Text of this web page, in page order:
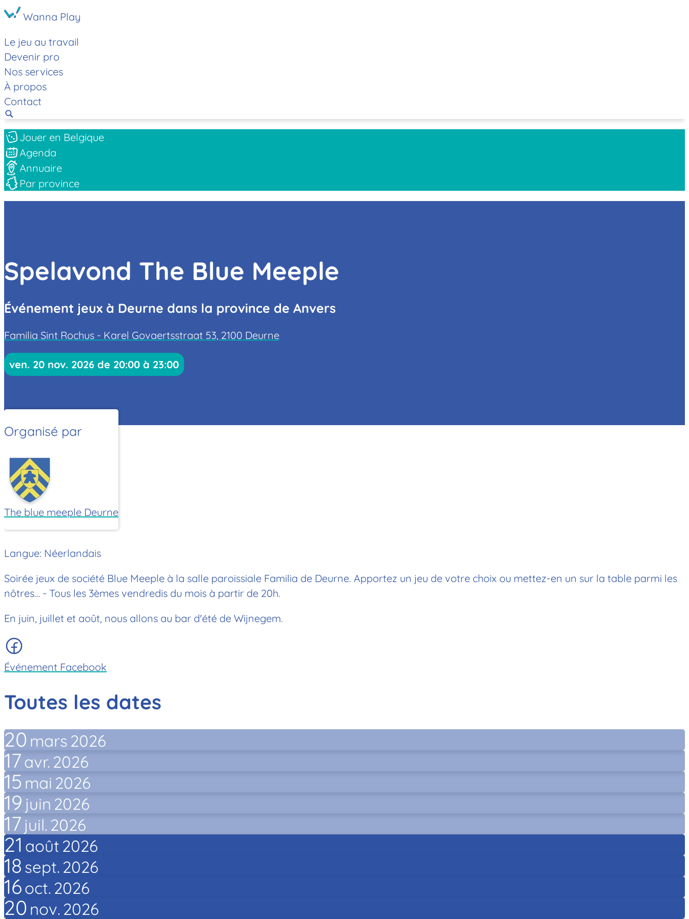
Wanna Play
Le jeu au travail
Devenir pro
Nos services
À propos
Contact
Jouer en Belgique
Agenda
Annuaire
Par province
Spelavond The Blue Meeple
Événement jeux à Deurne dans la province de Anvers
Familia Sint Rochus - Karel Govaertsstraat 53, 2100 Deurne
ven. 20 nov. 2026 de 20:00 à 23:00
Organisé par
The blue meeple Deurne
Langue: Néerlandais
Soirée jeux de société Blue Meeple à la salle paroissiale Familia de Deurne. Apportez un jeu de votre choix ou mettez-en un sur la table parmi les
nôtres… - Tous les 3èmes vendredis du mois à partir de 20h.
En juin, juillet et août, nous allons au bar d'été de Wijnegem.
Événement Facebook
Toutes les dates
20 mars 2026
17avr. 2026
15 mai 2026
19 juin 2026
17 juil. 2026
21 août 2026
18 sept. 2026
16oct. 2026
20 nov. 2026